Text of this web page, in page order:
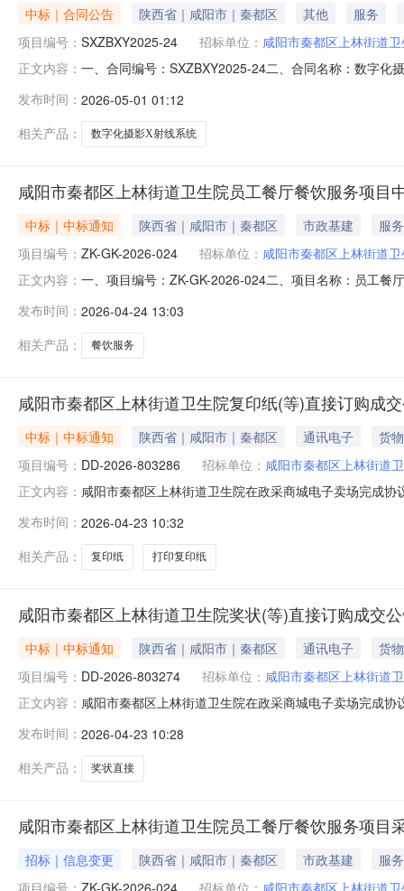
中标｜合同公告 陕西省｜咸阳市｜秦都区 其他
服务
项目编号： SXZBXY2025-24 招标单位： 咸阳市秦都区上林街道
正文内容： 一、合同编号：SXZBXY2025-24二、合同名称：数字化
3369号联系方式：19991027113六、合同主要信息主要
发布时间： 2026-05-01 01:12
相关产品：
数字化摄影X射线系统
咸阳市秦都区上林街道卫生院员工餐厅餐饮服务项目
中标｜中标通知 陕西省｜咸阳市｜秦都区 市政基建
服务
项目编号： ZK-GK-2026-024 招标单位： 咸阳市秦都区上林街道
正文内容： 一、项目编号：ZK-GK-2026-024二、项目名称：员工餐
游集团秦瑞旅游置业发展有限公司）品目号品目名称采
订
发布时间： 2026-04-24 13:03
相关产品：
餐饮服务
咸阳市秦都区上林街道卫生院复印纸(等)直接订购成
中标｜中标通知 陕西省｜咸阳市｜秦都区 通讯电子
货物
项目编号： DD-2026-803286 招标单位： 咸阳市秦都区上林街道
正文内容： 咸阳市秦都区上林街道卫生院在政采商城电子卖场完成
式：电子卖场（超市直购)二、采购结果成交供应商：西
发布时间： 2026-04-23 10:32
相关产品：
复印纸 打印复印纸
咸阳市秦都区上林街道卫生院奖状(等)直接订购成交
中标｜中标通知 陕西省｜咸阳市｜秦都区 通讯电子
货物
项目编号： DD-2026-803274 招标单位： 咸阳市秦都区上林街道
正文内容： 咸阳市秦都区上林街道卫生院在政采商城电子卖场完成
式：电子卖场（超市直购)二、采购结果成交供应商：西
发布时间： 2026-04-23 10:28
相关产品：
奖状直接
咸阳市秦都区上林街道卫生院员工餐厅餐饮服务项目
招标｜信息变更 陕西省｜咸阳市｜秦都区 市政基建
服务
项目编号： ZK-GK-2026-024 招标单位： 咸阳市秦都区上林街道